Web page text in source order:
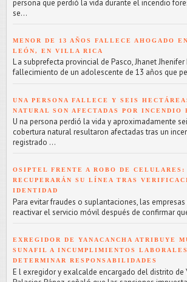
persona que perdió la vida durante el incendio
se...
MENOR DE 13 AÑOS FALLECE AHOGADO
LEÓN, EN VILLA RICA
L a subprefecta provincial de Pasco, Jhanet
fallecimiento de un adolescente de 13 años que
UNA PERSONA FALLECE Y SEIS
NATURAL SON AFECTADAS POR INCENDIO
U na persona perdió la vida y aproximadamente
cobertura natural resultaron afectadas tras un
registrado ...
OSIPTEL FRENTE A ROBO DE CELULARES:
RECUPERARÁN SU LÍNEA TRAS
IDENTIDAD
Para evitar fraudes o suplantaciones, las
reactivar el servicio móvil después de confirmar
EXREGIDOR DE YANACANCHA ATRIBUYE
SUNAFIL A INCUMPLIMIENTOS
DETERMINAR RESPONSABILIDADES
E l exregidor y exalcalde encargado del distrito de